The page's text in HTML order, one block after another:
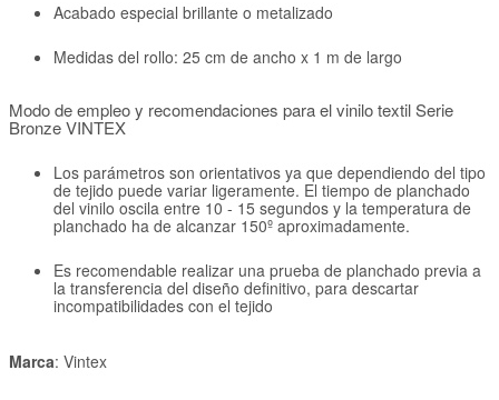
Acabado especial brillante o metalizado
Medidas del rollo: 25 cm de ancho x 1 m de largo
Modo de empleo y recomendaciones para el vinilo textil Serie
Bronze VINTEX
Los parámetros son orientativos ya que dependiendo del tipo
de tejido puede variar ligeramente. El tiempo de planchado
del vinilo oscila entre 10 - 15 segundos y la temperatura de
planchado ha de alcanzar 150º aproximadamente.
Es recomendable realizar una prueba de planchado previa a
la transferencia del diseño definitivo, para descartar
incompatibilidades con el tejido
Marca: Vintex